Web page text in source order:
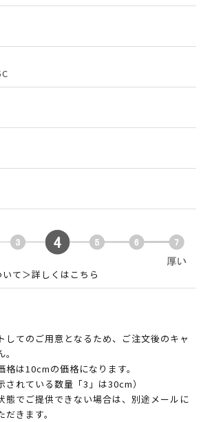
て＞詳しくはこちら
してのご用意となるため、ご注文後のキャ
格は10cmの価格になります。
されている数量「3」は30cm）
態でご提供できない場合は、別途メールに
きます。